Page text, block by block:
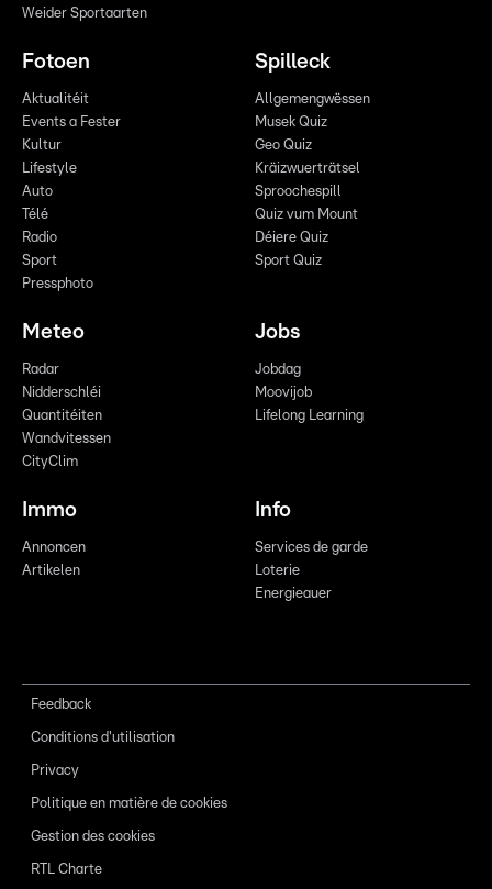
Weider Sportaarten
Fotoen
Aktualitéit
Events a Fester
Kultur
Lifestyle
Auto
Télé
Radio
Sport
Pressphoto
Spilleck
Allgemengwëssen
Musek Quiz
Geo Quiz
Kräizwuerträtsel
Sproochespill
Quiz vum Mount
Déiere Quiz
Sport Quiz
Meteo
Radar
Nidderschléi
Quantitéiten
Wandvitessen
CityClim
Jobs
Jobdag
Moovijob
Lifelong Learning
Immo
Annoncen
Artikelen
Info
Services de garde
Loterie
Energieauer
Feedback
Conditions d'utilisation
Privacy
Politique en matière de cookies
Gestion des cookies
RTL Charte